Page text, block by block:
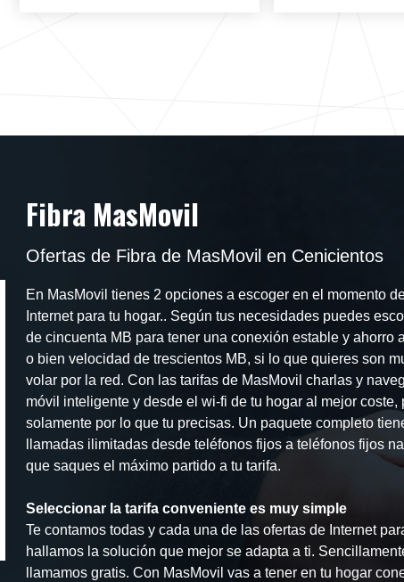
Fibra MasMovil
Ofertas de Fibra de MasMovil en Cenicientos
En MasMovil tienes 2 opciones a escoger en el momento
Internet para tu hogar.. Según tus necesidades puedes
de cincuenta MB para tener una conexión estable y ahorro
o bien velocidad de trescientos MB, si lo que quieres son
volar por la red. Con las tarifas de MasMovil charlas y
móvil inteligente y desde el wi-fi de tu hogar al mejor coste,
solamente por lo que tu precisas. Un paquete completo
llamadas ilimitadas desde teléfonos fijos a teléfonos fijos
que saques el máximo partido a tu tarifa.
Seleccionar la tarifa conveniente es muy simple
Te contamos todas y cada una de las ofertas de Internet
hallamos la solución que mejor se adapta a ti.
llamamos gratis. Con MasMovil vas a tener en tu hogar